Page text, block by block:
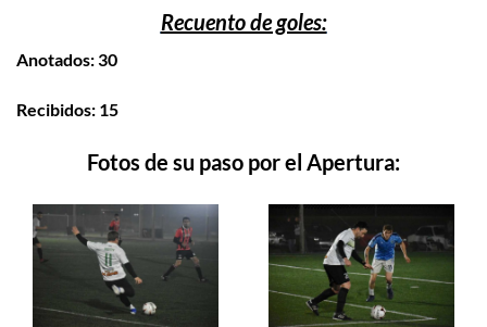
Recuento de goles:
Anotados: 30
Recibidos: 15
Fotos de su paso por el Apertura: